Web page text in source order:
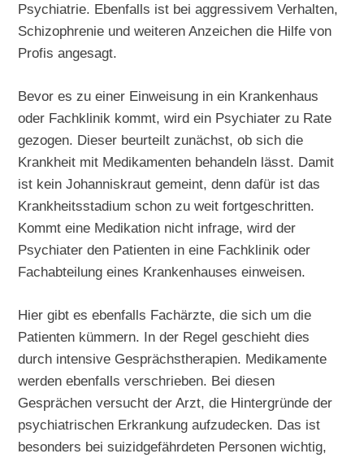
Psychiatrie. Ebenfalls ist bei aggressivem Verhalten,
Schizophrenie und weiteren Anzeichen die Hilfe von
Profis angesagt.
Bevor es zu einer Einweisung in ein Krankenhaus
oder Fachklinik kommt, wird ein Psychiater zu Rate
gezogen. Dieser beurteilt zunächst, ob sich die
Krankheit mit Medikamenten behandeln lässt. Damit
ist kein Johanniskraut gemeint, denn dafür ist das
Krankheitsstadium schon zu weit fortgeschritten.
Kommt eine Medikation nicht infrage, wird der
Psychiater den Patienten in eine Fachklinik oder
Fachabteilung eines Krankenhauses einweisen.
Hier gibt es ebenfalls Fachärzte, die sich um die
Patienten kümmern. In der Regel geschieht dies
durch intensive Gesprächstherapien. Medikamente
werden ebenfalls verschrieben. Bei diesen
Gesprächen versucht der Arzt, die Hintergründe der
psychiatrischen Erkrankung aufzudecken. Das ist
besonders bei suizidgefährdeten Personen wichtig,